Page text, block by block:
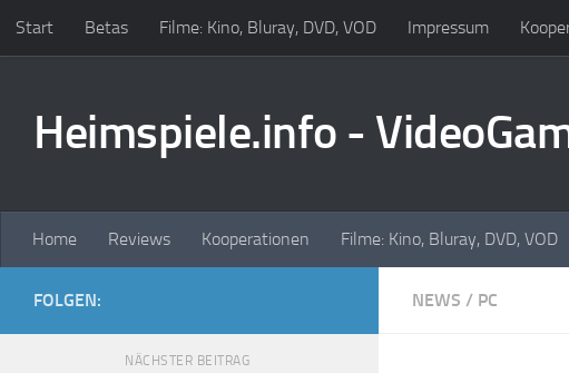
Zum Inhalt springen
Start Betas Filme: Kino, Bluray, DVD, VOD Impressum
Heimspiele.info -
Home Reviews Kooperationen Filme: Kino, Bluray, DVD, VOD
NEWS / PC
FOLGEN:
NÄCHSTER BEITRAG